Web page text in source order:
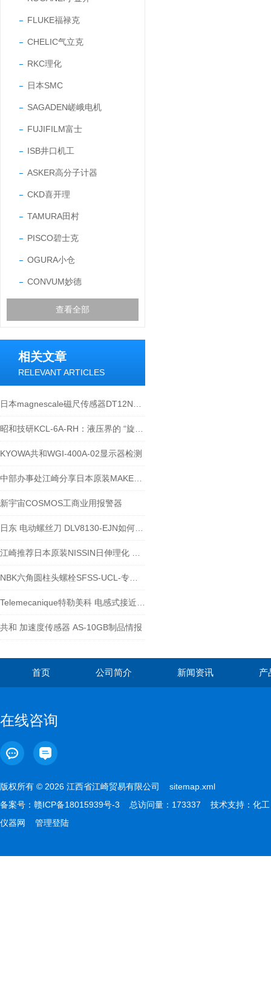
FLUKE福禄克
CHELIC气立克
RKC理化
日本SMC
SAGADEN嵯峨电机
FUJIFILM富士
ISB井口机工
ASKER高分子计器
CKD喜开理
TAMURA田村
PISCO碧士克
OGURA小仓
CONVUM妙德
查看全部
相关文章
RELEVANT ARTICLES
KYOWA共和WGI-400A-02显示器检测
新宇宙COSMOS工商业用报警器
共和 加速度传感器 AS-10GB制品情报
首页 公司简介 新闻资讯 产
在线咨询
版权所有 © 2026 江西省江崎贸易有限公司 sitemap.xml
备案号： 赣ICP备18015939号-3 总访问量：173337 技术支持： 化工
仪器网
管理登陆